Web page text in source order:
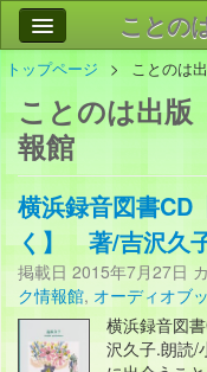
ことの
作品
会
お
トップページ ことのは
ことのは出
報館
横浜録音図書CD
く】 著/吉沢久
掲載日2015年7月27日
ク情報館, オーディオブ
横浜録音図
沢久子.朗読/